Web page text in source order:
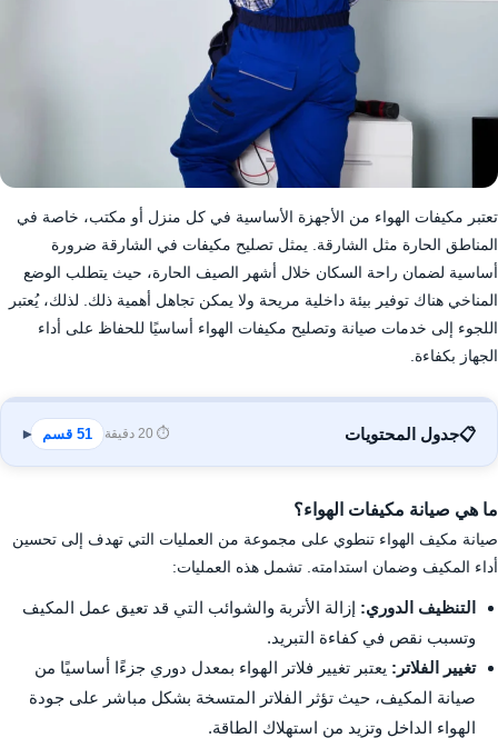
تعتبر مكيفات الهواء من الأجهزة الأساسية في كل منزل أو مكتب، خاصة في
المناطق الحارة مثل الشارقة. يمثل تصليح مكيفات في الشارقة ضرورة
أساسية لضمان راحة السكان خلال أشهر الصيف الحارة، حيث يتطلب الوضع
المناخي هناك توفير بيئة داخلية مريحة ولا يمكن تجاهل أهمية ذلك. لذلك، يُعتبر
اللجوء إلى خدمات صيانة وتصليح مكيفات الهواء أساسيًا للحفاظ على أداء
الجهاز بكفاءة.
📋جدول المحتويات ⏱️ 20 دقيقة 51 قسم ▾
ما هي صيانة مكيفات الهواء؟
صيانة مكيف الهواء تنطوي على مجموعة من العمليات التي تهدف إلى تحسين
أداء المكيف وضمان استدامته. تشمل هذه العمليات:
التنظيف الدوري: إزالة الأتربة والشوائب التي قد تعيق عمل المكيف
وتسبب نقص في كفاءة التبريد.
تغيير الفلاتر: يعتبر تغيير فلاتر الهواء بمعدل دوري جزءًا أساسيًا من
صيانة المكيف، حيث تؤثر الفلاتر المتسخة بشكل مباشر على جودة
الهواء الداخل وتزيد من استهلاك الطاقة.